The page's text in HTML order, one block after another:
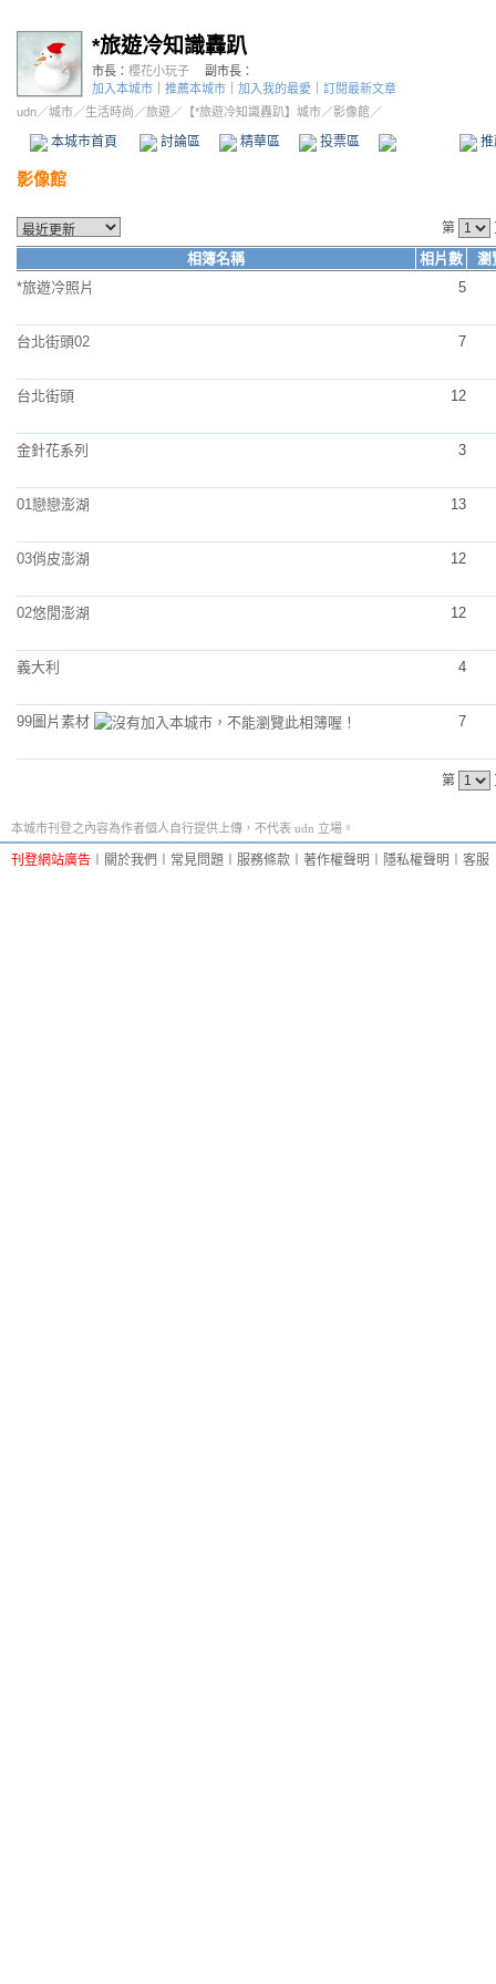
*旅遊冷知識轟趴
市長： 櫻花小玩子
副市長：
加入本城市
推薦本城市 加入我的最愛
訂閱最新文章
udn／城市／生活時尚 ／旅遊／ 【*旅遊冷知識轟趴】城市／影像館／
本城市首頁 討論區 精華區 投票區 影像館
影像館
第
相簿名稱 相片數
瀏
*旅遊冷照片
5
台北街頭02 7
台北街頭 12
金針花系列 3
01戀戀澎湖 13
03俏皮澎湖 12
02悠閒澎湖 12
義大利 4
99圖片素材 7
第
本城市刊登之內容為作者個人自行提供上傳，不代表 udn 立場。
刊登網站廣告 關於我們 常見問題 服務條款 著作權聲明 隱私權聲明 客服